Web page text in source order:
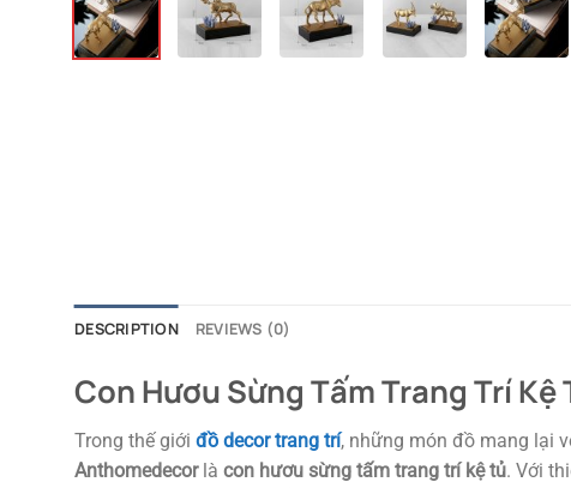
DESCRIPTION REVIEWS (0)
Con Hươu Sừng Tấm Trang Trí
Trong thế giới đồ decor trang trí, những món đồ mang lại
Anthomedecorlà con hươu sừng tấm trang trí kệ tủ. Với